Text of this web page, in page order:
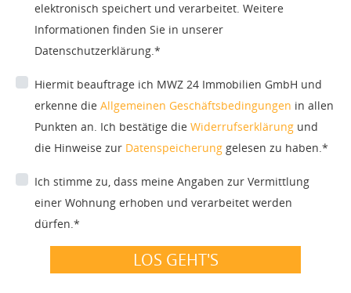
elektronisch speichert und verarbeitet. Weitere
Informationen finden Sie in unserer
Datenschutzerklärung.*
Hiermit beauftrage ich MWZ 24 Immobilien GmbH und
erkenne die Allgemeinen Geschäftsbedingungen in allen
Punkten an. Ich bestätige die Widerrufserklärung und
die Hinweise zur Datenspeicherung gelesen zu haben.*
Ich stimme zu, dass meine Angaben zur Vermittlung
einer Wohnung erhoben und verarbeitet werden
dürfen.*
LOS GEHT'S